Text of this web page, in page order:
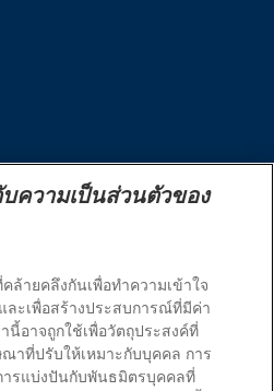
Nutrition, Inc.
ความเป็นส่วนตัวของ
ล้ายคลึงกันเพื่อทำความเข้าใจ
ละเพื่อสร้างประสบการณ์ที่มีค่า
อาจถูกใช้เพื่อวัตถุประสงค์ที่
าที่ปรับให้เหมาะกับบุคคล การ
ารแบ่งปันกับพันธมิตรบุคคลที่